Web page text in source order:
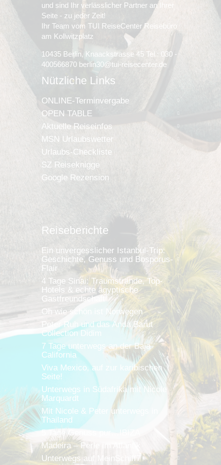
und sind Ihr verlässlicher Partner an Ihrer
Seite - zu jeder Zeit!
Ihr Team vom TUI ReiseCenter Reisebüro
am Kollwitzplatz
10435 Berlin, Knaackstrasse 45 Tel.: 030 -
400566870 berlin30@tui-reisecenter.de
Nützliche Links
ONLINE-Terminvergabe
OPEN TABLE
Aktuelle Reiseinfos
MSN Urlaubswetter
Urlaubs-Checkliste
SZ Reiseknigge
Google Rezension
Reiseberichte
Ein unvergesslicher Istanbul-Trip:
Geschichte, Genuss und Bosporus-
Flair
4 Tage Sinai: Traumstrände, Top-
Hotels & echte ägyptische
Gastfreundschaft
Oh wie schön ist Norwegen
Peter Ruh und das Anda Barut
Collection Didim
7 Tage unterwegs an der Baja
California
Viva Mexico, auf zur karibischen
Seite!
Unterwegs in Südafrika mit Nicole
Marquardt
Mit Nicole & Peter unterwegs in
Thailand
5 Tage Genuss pur…IBIZA
Madeira – Perle im Atlantik
Unterwegs auf MeinSchiff7